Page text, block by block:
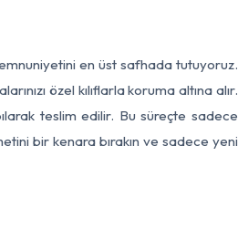
en üst safhada tutuyoruz.
özel kılıflarla koruma altına alır.
teslim edilir. Bu süreçte sadece
bir kenara bırakın ve sadece yeni